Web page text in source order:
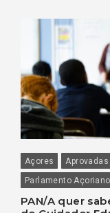
Açores Aprovadas
Parlamento Açoriano
PAN/A quer